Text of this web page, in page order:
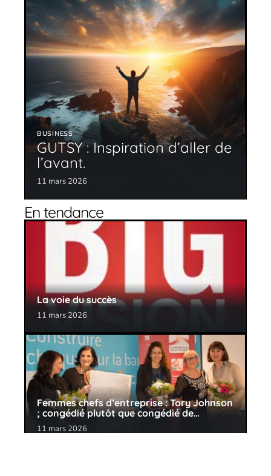
BUSINESS
GUTSY : Inspiration d’aller de
l’avant.
11 mars 2026
En tendance
La voie du succès
11 mars 2026
Femmes chefs d’entreprise : Tory Johnson
; congédié plutôt que congédié de…
11 mars 2026